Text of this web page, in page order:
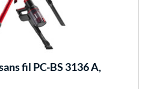
fil PC-BS 3136 A,